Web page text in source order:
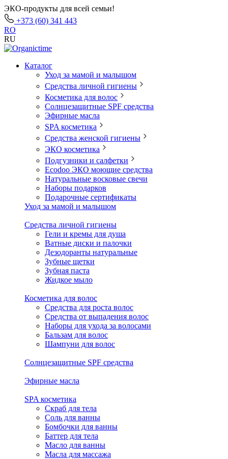
ЭКО-продукты для всей семьи!
+373 (60) 341 443
RO
RU
Каталог
Уход за мамой и малышом
Средства личной гигиены
Косметика для волос
Солнцезащитные SPF средства
Эфирные масла
SPA косметика
Средства женской гигиены
ЭКО косметика
Подгузники и салфетки
Ecodoo ЭКО моющие средства
Натуральные восковые свечи
Наборы подарков
Подарочные сертификаты
Уход за мамой и малышом
Средства личной гигиены
Гели и кремы для душа
Ватные диски и палочки
Дезодоранты натуральные
Зубные щетки
Зубная паста
Жидкое мыло
Косметика для волос
Средства для роста волос
Средства от выпадения волос
Наборы для ухода за волосами
Бальзам для волос
Шампуни для волос
Солнцезащитные SPF средства
Эфирные масла
SPA косметика
Скраб для тела
Соль для ванны
Бомбочки для ванны
Баттер для тела
Масло для ванны
Масла для массажа